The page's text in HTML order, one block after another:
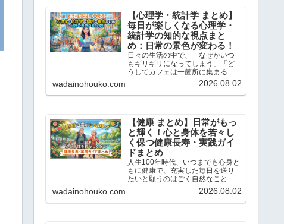
事では、当ブログで大人気の「今...
【心理学・統計学 まとめ】
毎日が楽しくなる心理学・
統計学の知的な視点まと
め：日常の景色が変わる！
日々の生活の中で、「なぜかいつ
もギリギリになってしまう」「ど
うしてカフェは一箇所に集まるの
だろう？」と不思議に思ったこと
はありませんか？この記事では、
当ブログ「ちょっと気になる話題
か...
wadainohouko.com 2026.08.02
【健康 まとめ】日常がもっ
と輝く！心と身体を若々し
く保つ健康長寿・実践ガイ
ドまとめ
人生100年時代、いつまでも心身と
もに健康で、充実した毎日を送り
たいと願うのはごく自然なことで
す。こんにちは、「ちょっと気に
なる話題の宝庫」です。この記事
では、私が日々リサーチし、独自
wadainohouko.com 2026.08.02